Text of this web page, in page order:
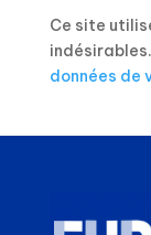
Ce site
indésirables.
données de